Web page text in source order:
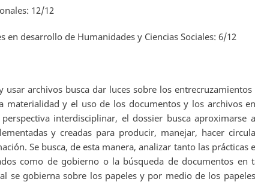
12/12
en desarrollo de Humanidades y Ciencias Sociales: 6/12
usar archivos busca dar luces sobre los entrecruzamientos
materialidad y el uso de los documentos y los archivos
interdisciplinar, el dossier busca aproximarse
y creadas para producir, manejar, hacer
Se busca, de esta manera, analizar tanto las prácticas
como de gobierno o la búsqueda de documentos en
se gobierna sobre los papeles y por medio de los